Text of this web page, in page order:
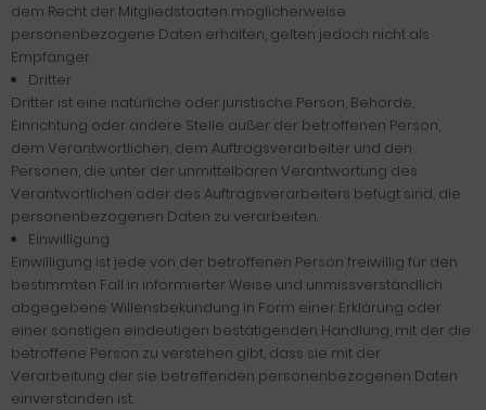
dem Recht der Mitgliedstaaten möglicherweise
personenbezogene Daten erhalten, gelten jedoch nicht als
Empfänger.
Dritter
Dritter ist eine natürliche oder juristische Person, Behörde,
Einrichtung oder andere Stelle außer der betroffenen Person,
dem Verantwortlichen, dem Auftragsverarbeiter und den
Personen, die unter der unmittelbaren Verantwortung des
Verantwortlichen oder des Auftragsverarbeiters befugt sind, die
personenbezogenen Daten zu verarbeiten.
Einwilligung
Einwilligung ist jede von der betroffenen Person freiwillig für den
bestimmten Fall in informierter Weise und unmissverständlich
abgegebene Willensbekundung in Form einer Erklärung oder
einer sonstigen eindeutigen bestätigenden Handlung, mit der die
betroffene Person zu verstehen gibt, dass sie mit der
Verarbeitung der sie betreffenden personenbezogenen Daten
einverstanden ist.